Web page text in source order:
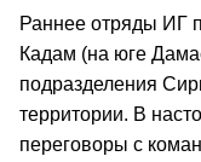
Раннее отряды ИГ
Кадам (на юге
подразделения
территории. В
переговоры с